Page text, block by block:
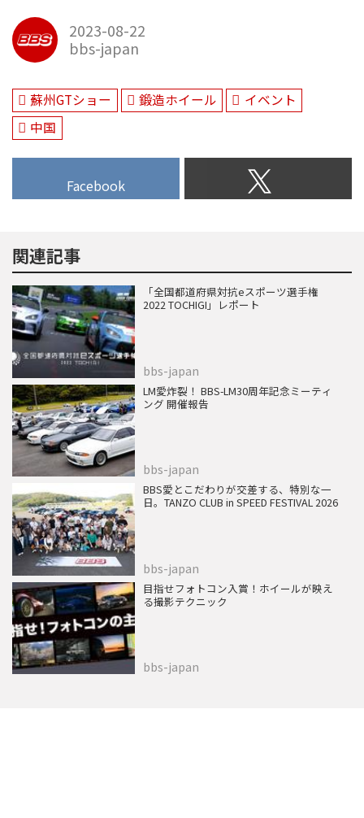
2023-08-22
bbs-japan
蘇州GTショー 鍛造ホイール
イベント
中国
Facebook
関連記事
「全国都道府県対抗eスポーツ選手権
2022 TOCHIGI」レポート
bbs-japan
LM愛炸裂！ BBS-LM30周年記念ミーティ
ング 開催報告
bbs-japan
BBS愛とこだわりが交差する、特別な一
日。TANZO CLUB in SPEED FESTIVAL 2026
bbs-japan
目指せフォトコン入賞！ホイールが映え
る撮影テクニック
bbs-japan